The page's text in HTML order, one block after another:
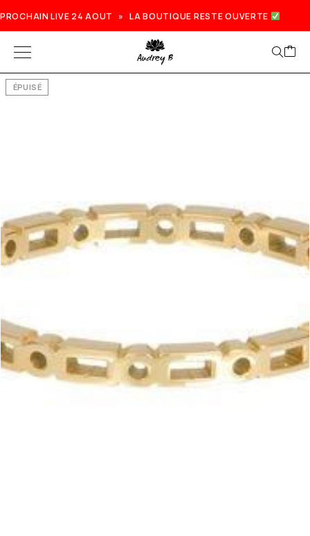
PROCHAIN LIVE 24 AOUT » LA BOUTIQUE RESTE OUVERTE
ÉPUISÉ